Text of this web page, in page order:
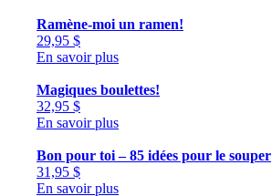
Ramène-moi un ramen!
29,95 $
En savoir plus
Magiques boulettes!
32,95 $
En savoir plus
Bon pour toi – 85 idées pour le souper
31,95 $
En savoir plus